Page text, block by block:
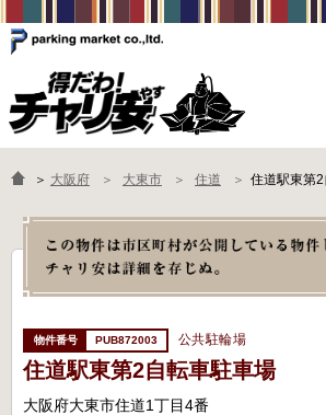
物件一覧
よくあるご質問
＞ 大阪府 大東市 住道 住道駅東第
PUB872003 公共駐輪場
住道駅東第2自転車駐車場
大阪府大東市住道1丁目4番